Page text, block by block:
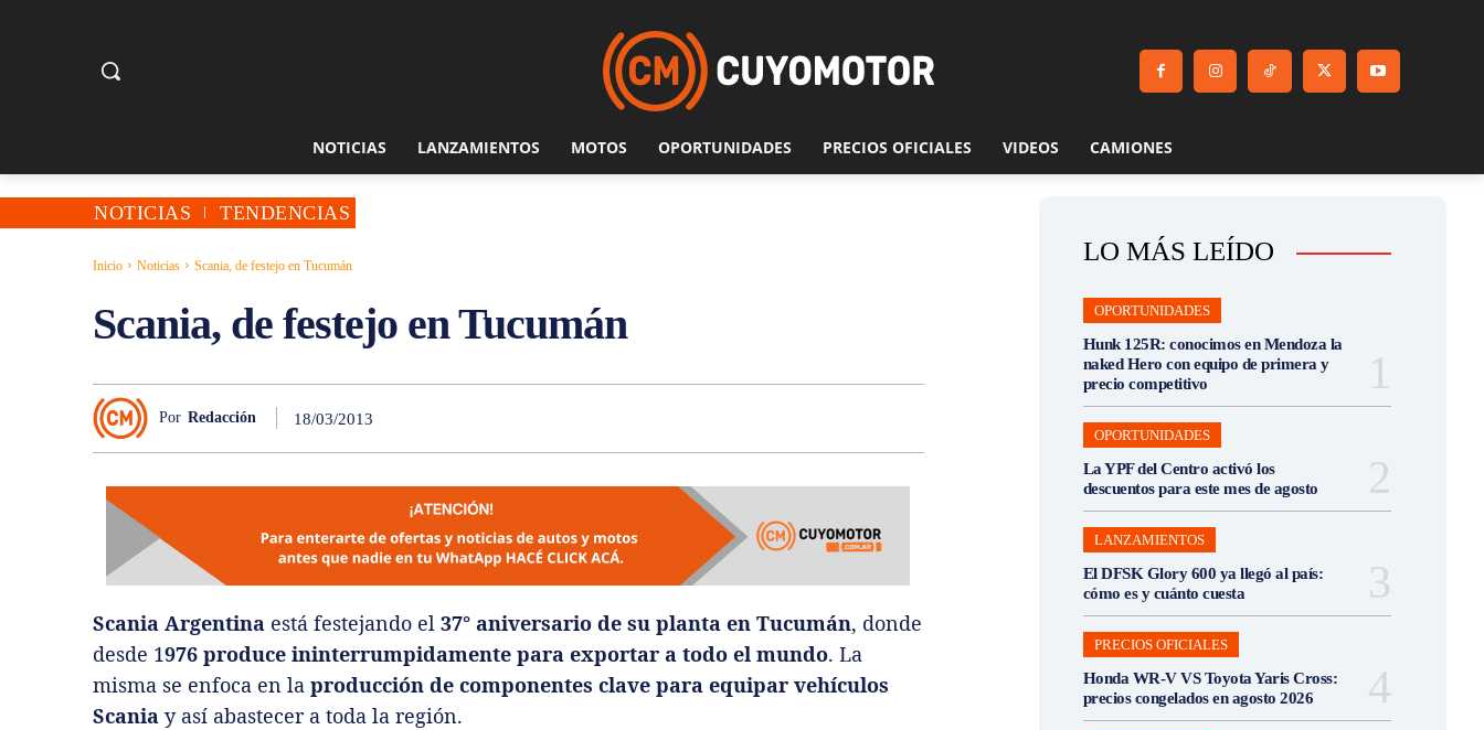
NOTICIAS LANZAMIENTOS MOTOS OPORTUNIDADES PRECIOS OFICIALES VIDEOS CAMIONES
NOTICIAS TENDENCIAS
Inicio Noticias Scania, de festejo en Tucumán
Scania, de festejo en Tucumán
Por Redacción 18/03/2013
Scania Argentina está festejando el 37° aniversario de su planta en Tucumán, donde
desde 1976 produce ininterrumpidamente para exportar a todo el mundo. La
misma se enfoca en la producción de componentes clave para equipar vehículos
Scania y así abastecer a toda la región.
LO MÁS LEÍDO
OPORTUNIDADES
Hunk 125R: conocimos en Mendoza la
naked Hero con equipo de primera y
precio competitivo
OPORTUNIDADES
La YPF del Centro activó los
descuentos para este mes de agosto
LANZAMIENTOS
El DFSK Glory 600 ya llegó al país:
cómo es y cuánto cuesta
PRECIOS OFICIALES
Honda WR-V VS Toyota Yaris Cross:
precios congelados en agosto 2026